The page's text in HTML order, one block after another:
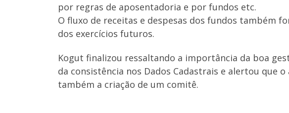
por regras de aposentadoria e por fundos etc.
O fluxo de receitas e despesas dos fundos também
dos exercícios futuros.
Kogut finalizou ressaltando a importância da boa
da consistência nos Dados Cadastrais e alertou que
também a criação de um comitê.